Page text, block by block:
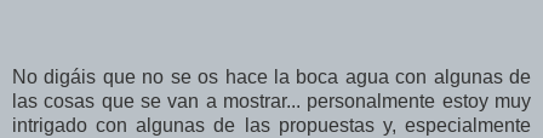
No digáis que no se os hace la boca agua con algunas de
las cosas que se van a mostrar... personalmente estoy muy
intrigado con algunas de las propuestas y, especialmente